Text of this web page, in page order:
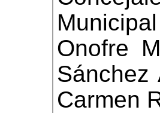
Onofre
Carmen